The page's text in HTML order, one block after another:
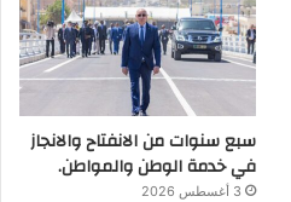
سبع سنوات من الانفتاح والانجاز
في خدمة الوطن والمواطن.
3 أغسطس 2026